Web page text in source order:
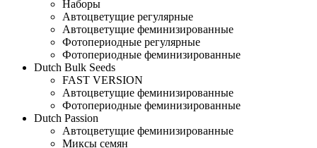
Наборы
Автоцветущие регулярные
Автоцветущие феминизированные
Фотопериодные регулярные
Фотопериодные феминизированные
Dutch Bulk Seeds
FAST VERSION
Автоцветущие феминизированные
Фотопериодные феминизированные
Dutch Passion
Автоцветущие феминизированные
Миксы семян